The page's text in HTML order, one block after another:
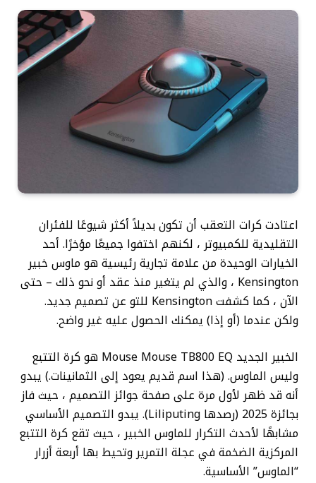
اعتادت كرات التعقب أن تكون بديلاً أكثر شيوعًا للفئران
التقليدية للكمبيوتر ، لكنهم اختفوا جميعًا مؤخرًا. أحد
الخيارات الوحيدة من علامة تجارية رئيسية هو ماوس خبير
Kensington ، والذي لم يتغير منذ عقد أو نحو ذلك – حتى
الآن ، كما كشفت Kensington للتو عن تصميم جديد.
ولكن عندما (أو إذا) يمكنك الحصول عليه غير واضح.
الخبير الجديد Mouse Mouse TB800 EQ هو كرة التتبع
وليس الماوس. (هذا اسم قديم يعود إلى الثمانينات.) يبدو
أنه قد ظهر لأول مرة على صفحة جوائز التصميم ، حيث فاز
بجائزة 2025 (رصدها Liliputing). يبدو التصميم الأساسي
مشابهًا لأحدث التكرار للماوس الخبير ، حيث تقع كرة التتبع
المركزية الضخمة في عجلة التمرير وتحيط بها أربعة أزرار
“الماوس” الأساسية.